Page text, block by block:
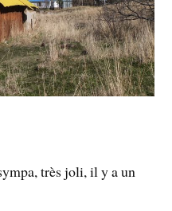
très joli, il y a un